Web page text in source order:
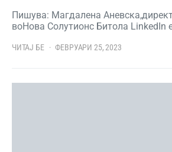
Пишува: Магдалена
воНова Солутионс Битола LinkedIn
ЧИТАЈ БЕ ФЕВРУАРИ 25, 2023